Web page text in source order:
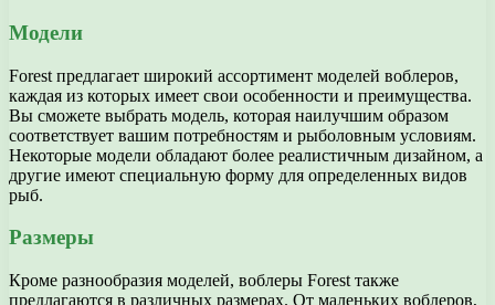
Модели
Forest предлагает широкий ассортимент моделей воблеров,
каждая из которых имеет свои особенности и преимущества.
Вы сможете выбрать модель, которая наилучшим образом
соответствует вашим потребностям и рыболовным условиям.
Некоторые модели обладают более реалистичным дизайном, а
другие имеют специальную форму для определенных видов
рыб.
Размеры
Кроме разнообразия моделей, воблеры Forest также
предлагаются в различных размерах. От маленьких воблеров,